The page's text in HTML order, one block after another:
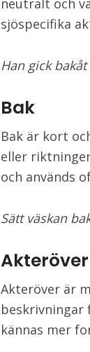
neutralt och
sjöspecifika
Han gick
Bak
Bak är kort
eller
och används
Sätt väskan
Akteröver
Akteröver är
beskrivningar
kännas mer